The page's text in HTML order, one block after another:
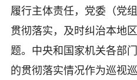
履行主体责任，党委（党
贯彻落实，及时纠治本地
题。中央和国家机关各部
的贯彻落实情况作为巡视